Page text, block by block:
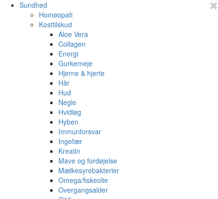
Sundhed
Homøopati
Kosttilskud
Aloe Vera
Collagen
Energi
Gurkemeje
Hjerne & hjerte
Hår
Hud
Negle
Hvidløg
Hyben
Immunforsvar
Ingefær
Kreatin
Mave og fordøjelse
Mælkesyrebakterier
Omega/fiskeolie
Overgangsalder